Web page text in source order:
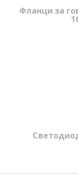
Фланци за